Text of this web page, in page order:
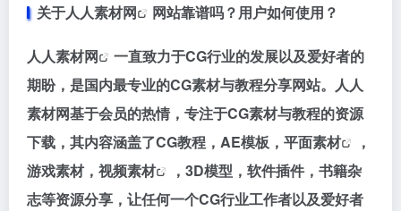
关于人人素材网 网站靠谱吗？用户如何使用？
人人素材网
一直致力于CG行业的发展以及爱好者的
期盼，是国内最专业的CG素材与教程分享网站。人人
素材网基于会员的热情，专注于CG素材与教程的资源
下载，其内容涵盖了CG教程，AE模板， 平面素材
，
游戏素材， 视频素材
，3D模型，软件插件，书籍杂
志等资源分享，让任何一个CG行业工作者以及爱好者